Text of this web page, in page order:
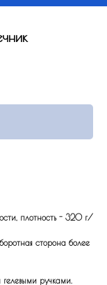
плотность - 320 г/
сторона более
ручками.